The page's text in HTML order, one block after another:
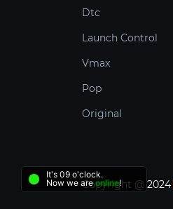
It's 09 o'clock.
Now we areonline!
Dtc
Launch Control
Vmax
Pop
Original
Copyright @ 2024